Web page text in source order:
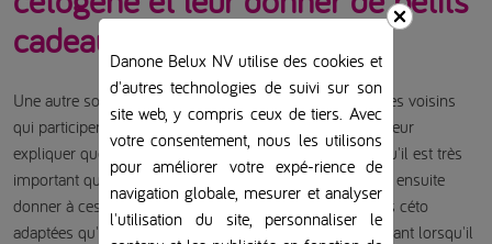
cadeaux.
Une autre solution consiste à aller voir à l'avance tous les voisins
qui participent à Halloween et/ou à la Saint-Martin et à leur
expliquer que votre enfant suit un régime cétogène et qu'il est très
important qu'il ne reçoive aucune sucrerie. Vous pouvez ensuite
donner à ces voisins de petits cadeaux ou des friandises céto
adaptées qu'ils pourront mettre dans le sac de votre enfant lorsqu'il
Danone Belux NV utilise des cookies et
d'autres technologies de suivi sur son
site web, y compris ceux de tiers. Avec
votre consentement, nous les utilisons
pour améliorer votre expé-rience de
navigation globale, mesurer et analyser
l'utilisation du site, personnaliser le